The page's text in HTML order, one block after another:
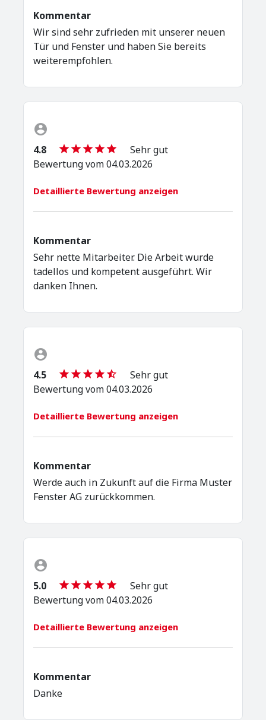
Kommentar
Wir sind sehr zufrieden mit unserer neuen
Tür und Fenster und haben Sie bereits
weiterempfohlen.
4.8
Sehr gut
Bewertung vom 04.03.2026
Detaillierte Bewertung anzeigen
Kommentar
Sehr nette Mitarbeiter. Die Arbeit wurde
tadellos und kompetent ausgeführt. Wir
danken Ihnen.
4.5
Sehr gut
Bewertung vom 04.03.2026
Detaillierte Bewertung anzeigen
Kommentar
Werde auch in Zukunft auf die Firma Muster
Fenster AG zurückkommen.
5.0
Sehr gut
Bewertung vom 04.03.2026
Detaillierte Bewertung anzeigen
Kommentar
Danke